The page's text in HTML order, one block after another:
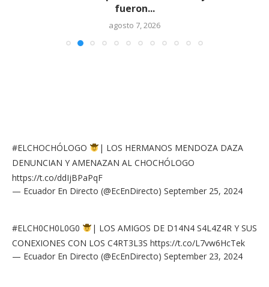
fueron...
agosto 7, 2026
#ELCHOCHÓLOGO
| LOS HERMANOS MENDOZA DAZA
DENUNCIAN Y AMENAZAN AL CHOCHÓLOGO
https://t.co/ddIjBPaPqF
— Ecuador En Directo (@EcEnDirecto) September 25, 2024
#ELCH0CH0L0G0
| LOS AMIGOS DE D14N4 S4L4Z4R Y SUS
CONEXIONES CON LOS C4RT3L3S https://t.co/L7vw6HcTek
— Ecuador En Directo (@EcEnDirecto) September 23, 2024